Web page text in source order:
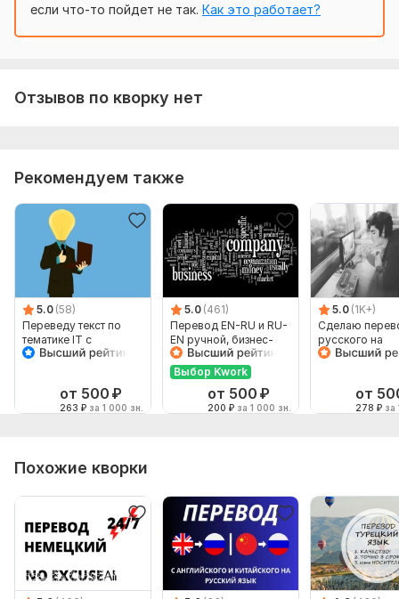
если что-то пойдет не так. Как это работает?
Отзывов по кворку нет
Рекомендуем также
5.0 (58)
Переведу текст по
тематике IT с
английского на
от 500 ₽
263 ₽ за 1 000 зн.
5.0 (461)
Перевод EN-RU и RU-
EN ручной, бизнес-
английский
Выбор Kwork
от 500 ₽
200 ₽ за 1 000 зн.
5.0 (1K+)
Сделаю
русского на
английский и
от
278 ₽ за
Похожие кворки